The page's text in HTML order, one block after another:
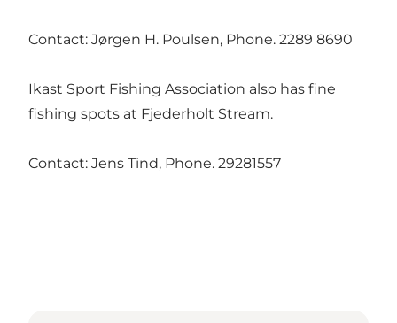
Contact: Jørgen H. Poulsen, Phone. 2289 8690
Ikast Sport Fishing Association also has fine
fishing spots at Fjederholt Stream.
Contact: Jens Tind, Phone. 29281557